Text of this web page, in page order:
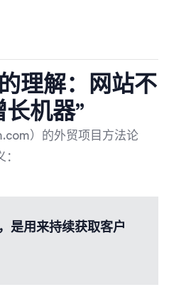
理解：网站不
长机器”
）的外贸项目方法论
是用来持续获取客户